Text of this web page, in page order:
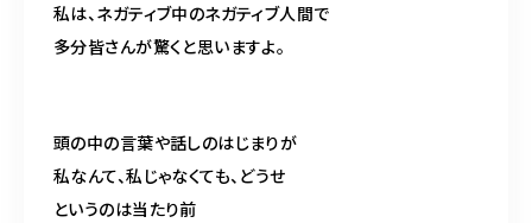
私は、ネガティブ中のネガティブ人間で
多分皆さんが驚くと思いますよ。
頭の中の言葉や話しのはじまりが
私なんて、私じゃなくても、どうせ
というのは当たり前